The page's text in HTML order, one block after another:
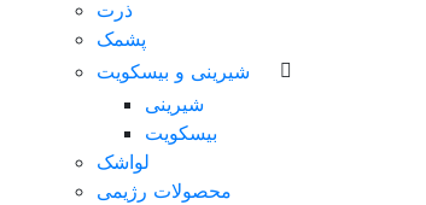
ذرت
پشمک
شیرینی و بیسکویت
شیرینی
بیسکویت
لواشک
محصولات رژیمی